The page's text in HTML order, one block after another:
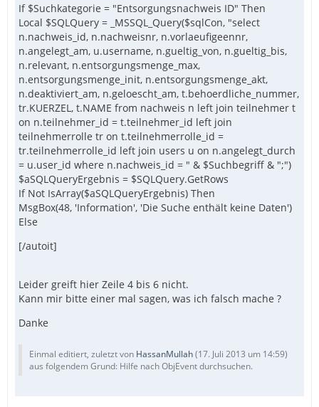
If $Suchkategorie = "Entsorgungsnachweis ID" Then
Local $SQLQuery = _MSSQL_Query($sqlCon, "select
n.nachweis_id, n.nachweisnr, n.vorlaeufigeennr,
n.angelegt_am, u.username, n.gueltig_von, n.gueltig_bis,
n.relevant, n.entsorgungsmenge_max,
n.entsorgungsmenge_init, n.entsorgungsmenge_akt,
n.deaktiviert_am, n.geloescht_am, t.behoerdliche_nummer,
tr.KUERZEL, t.NAME from nachweis n left join teilnehmer t
on n.teilnehmer_id = t.teilnehmer_id left join
teilnehmerrolle tr on t.teilnehmerrolle_id =
tr.teilnehmerrolle_id left join users u on n.angelegt_durch
= u.user_id where n.nachweis_id = " & $Suchbegriff & ";")
$aSQLQueryErgebnis = $SQLQuery.GetRows
If Not IsArray($aSQLQueryErgebnis) Then
MsgBox(48, 'Information', 'Die Suche enthält keine Daten')
Else
[/autoit]
Leider greift hier Zeile 4 bis 6 nicht.
Kann mir bitte einer mal sagen, was ich falsch mache ?
Danke
Einmal editiert, zuletzt von HassanMullah(17. Juli 2013 um 14:59)
aus folgendem Grund: Hilfe nach ObjEvent durchsuchen.